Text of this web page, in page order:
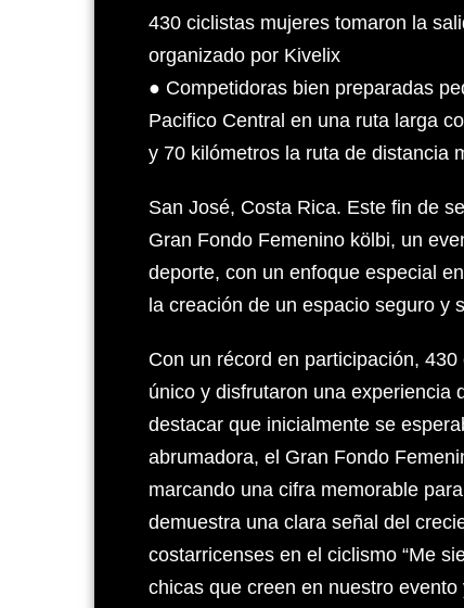
430 ciclistas mujeres tomaron la
organizado por Kivelix
● Competidoras bien preparadas
Pacifico Central en una ruta larga
y 70 kilómetros la ruta de distancia
San José, Costa Rica. Este fin de
Gran Fondo Femenino kölbi, un
deporte, con un enfoque especial
la creación de un espacio seguro y
Con un récord en participación,
único y disfrutaron una experiencia
destacar que inicialmente se
abrumadora, el Gran Fondo
marcando una cifra memorable
demuestra una clara señal del
costarricenses en el ciclismo “Me
chicas que creen en nuestro